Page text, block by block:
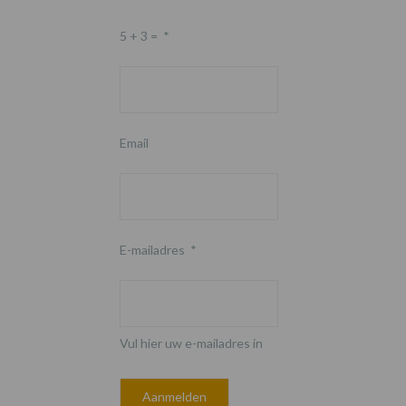
5 + 3 = *
Email
E-mailadres *
Vul hier uw e-mailadres in